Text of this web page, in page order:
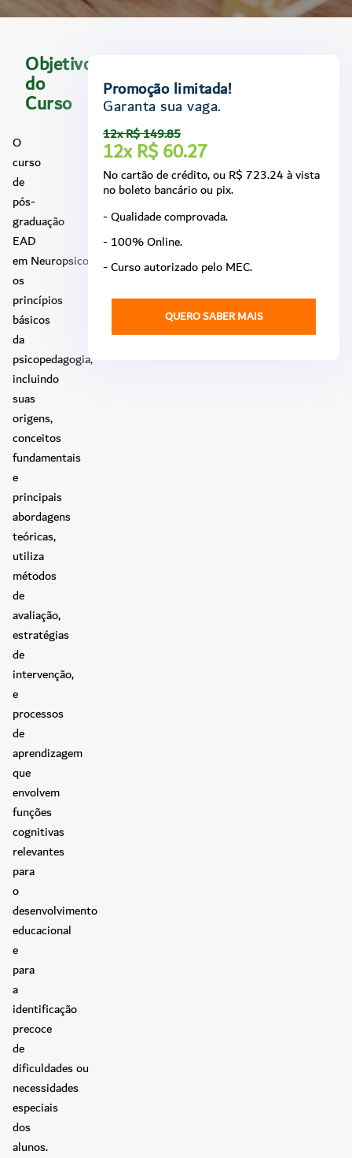
Objetivo
do
Curso
O
curso
de
pós-
graduação
EAD
em Neuropsicopedagogia aborda
os
princípios
básicos
da
psicopedagogia,
incluindo
suas
origens,
conceitos
fundamentais
e
principais
abordagens
teóricas,
utiliza
métodos
de
avaliação,
estratégias
de
intervenção,
e
processos
de
aprendizagem
que
envolvem
funções
cognitivas
relevantes
para
o
desenvolvimento
educacional
e
para
a
identificação
precoce
de
dificuldades ou
necessidades
especiais
dos
alunos.
Promoção limitada!
Garanta sua vaga.
12x R$ 149.85
12x R$ 60.27
No cartão de crédito, ou R$ 723.24 à vista
no boleto bancário ou pix.
- Qualidade comprovada.
- 100% Online.
- Curso autorizado pelo MEC.
QUERO SABER MAIS